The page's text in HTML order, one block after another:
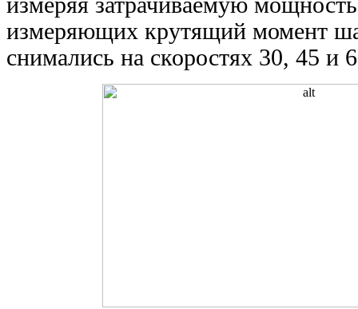
измеряющих крутящий момент
снимались на скоростях 30, 45 и